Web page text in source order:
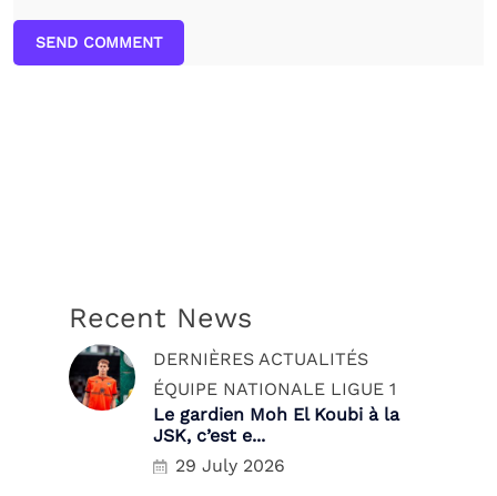
SEND COMMENT
Recent News
DERNIÈRES ACTUALITÉS
ÉQUIPE NATIONALE LIGUE 1
Le gardien Moh El Koubi à la
JSK, c’est e...
29 July 2026